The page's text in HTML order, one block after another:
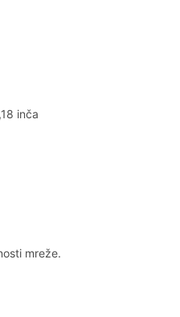
inča
mreže.